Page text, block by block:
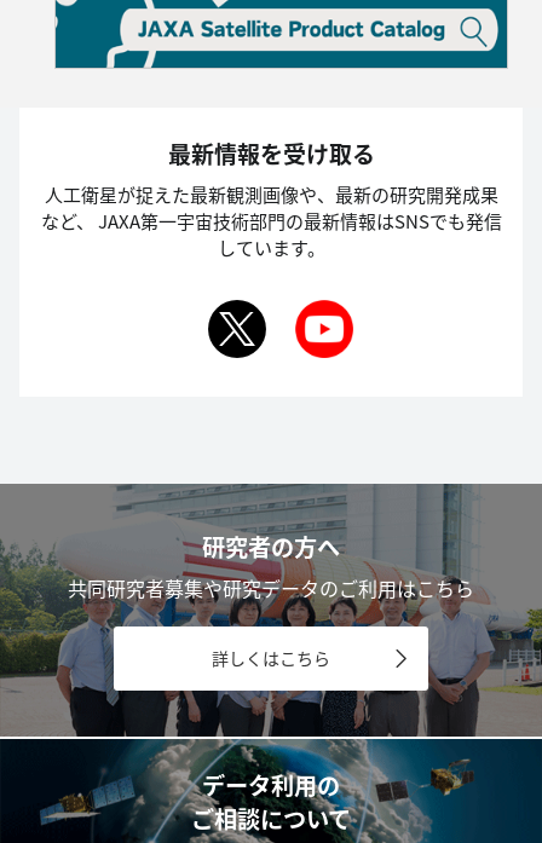
最新情報を受け取る
人工衛星が捉えた最新観測画像や、最新の研究開発成果
など、
JAXA第一宇宙技術部門の最新情報はSNSでも発信
しています。
研究者の方へ
共同研究者募集や研究データのご利用はこちら
詳しくはこちら
データ利用の
ご相談について